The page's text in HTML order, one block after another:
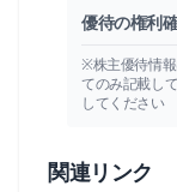
優待の権利
※株主優待情
てのみ記載し
してください
関連リンク